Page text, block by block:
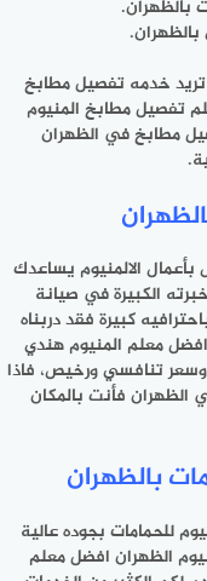
بالظهران.
تريد خدمه تفصيل مطابخ
تفصيل مطابخ المنيوم
مطابخ في الظهران
الالمنيوم يساعدك
الكبيرة في صيانة
كبيرة فقد دربناه
افضل معلم المنيوم هندي
وسعر تنافسي ورخيص، فاذا
فأنت بالمكان
بالظهران
للحمامات بجوده عالية
الظهران افضل معلم